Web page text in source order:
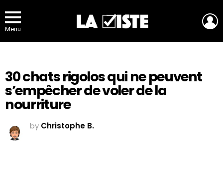
Menu
30 chats rigolos qui ne peuvent
s’empêcher de voler de la
nourriture
by Christophe B.